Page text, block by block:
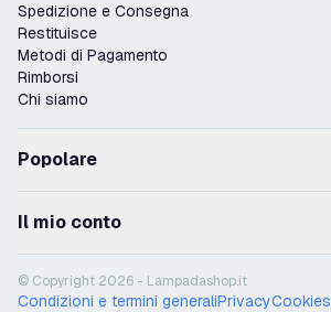
Spedizione e Consegna
Restituisce
Metodi di Pagamento
Rimborsi
Chi siamo
Popolare
Il mio conto
© Copyright 2026 - Lampadashop.it
Condizioni e termini generaliPrivacyCookies